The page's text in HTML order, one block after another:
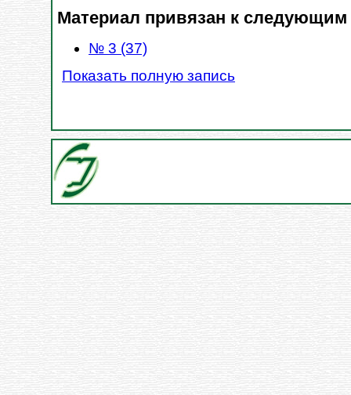
Материал привязан к следующим
№ 3 (37)
Показать полную запись